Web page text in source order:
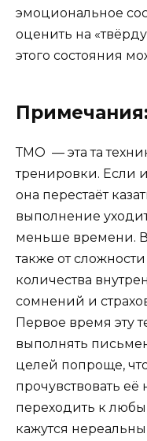
эмоциональное
оценить на
этого состояния
Примечания:
ТМО — эта та
тренировки. Если
она перестаёт
выполнение
меньше времени.
также от
количества
сомнений и
Первое время эту
выполнять
целей попроще,
прочувствовать
переходить к
кажутся